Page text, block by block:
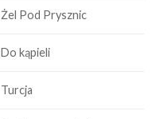
Żel Pod Prysznic
Do kąpieli
Turcja